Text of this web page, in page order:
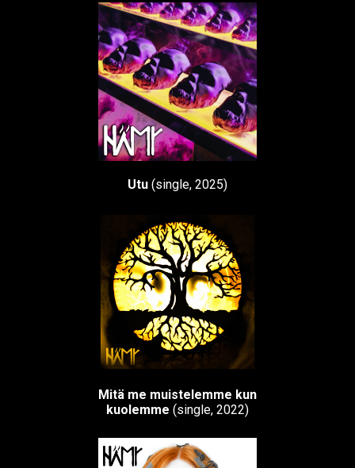
Utu (single, 2025)
Mitä me muistelemme kun
kuolemme (single, 2022)